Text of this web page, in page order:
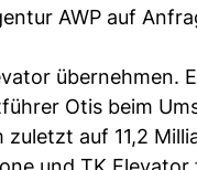
AWP auf
übernehmen.
Otis beim
zuletzt auf 11,2